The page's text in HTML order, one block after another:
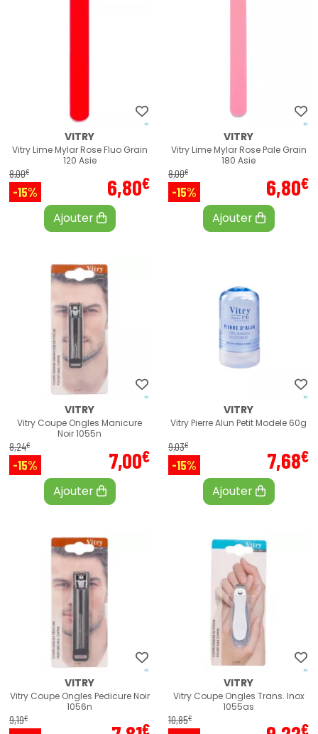
VITRY
Vitry Lime Mylar Rose Fluo Grain
120 Asie
8,00€
-15% 6,80€
Ajouter
VITRY
Vitry Lime Mylar Rose Pale Grain
180 Asie
8,00€
-15% 6,80€
Ajouter
VITRY
Vitry Coupe Ongles Manicure
Noir 1055n
8,24€
-15% 7,00€
Ajouter
VITRY
Vitry Pierre Alun Petit Modele 60g
9,03€
-15% 7,68€
Ajouter
VITRY
Vitry Coupe Ongles Pedicure Noir
1056n
9,19€
€
VITRY
Vitry Coupe Ongles Trans. Inox
1055as
10,85€
€